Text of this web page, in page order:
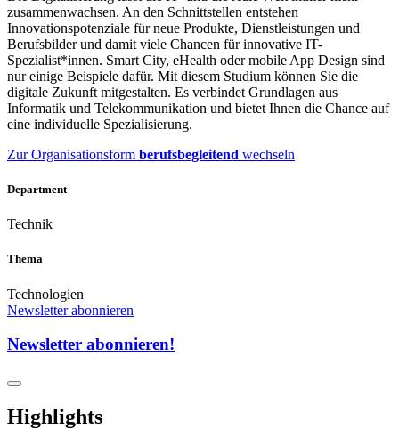
zusammenwachsen. An den Schnittstellen entstehen
Innovationspotenziale für neue Produkte, Dienstleistungen und
Berufsbilder und damit viele Chancen für innovative IT-
Spezialist*innen. Smart City, eHealth oder mobile App Design sind
nur einige Beispiele dafür. Mit diesem Studium können Sie die
digitale Zukunft mitgestalten. Es verbindet Grundlagen aus
Informatik und Telekommunikation und bietet Ihnen die Chance auf
eine individuelle Spezialisierung.
Zur Organisationsform berufsbegleitend wechseln
Department
Technik
Thema
Technologien
Newsletter abonnieren
Newsletter abonnieren!
Highlights